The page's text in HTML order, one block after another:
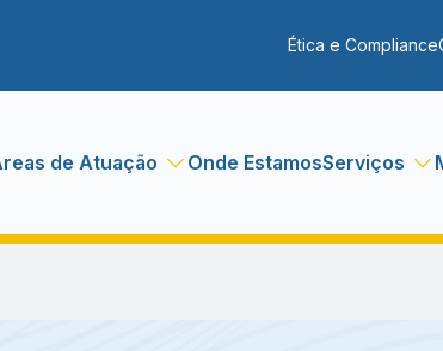
Ética e Compliance
de Atuação Onde EstamosServiços